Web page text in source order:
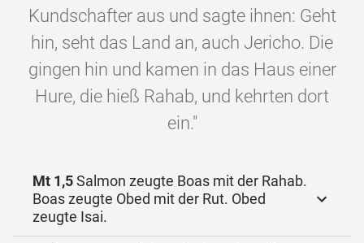
Kundschafter aus und sagte ihnen: Geht
hin, seht das Land an, auch Jericho. Die
gingen hin und kamen in das Haus einer
Hure, die hieß Rahab, und kehrten dort
ein."
Mt 1,5Salmon zeugte Boas mit der Rahab.
Boas zeugte Obed mit der Rut. Obed
zeugte Isai.